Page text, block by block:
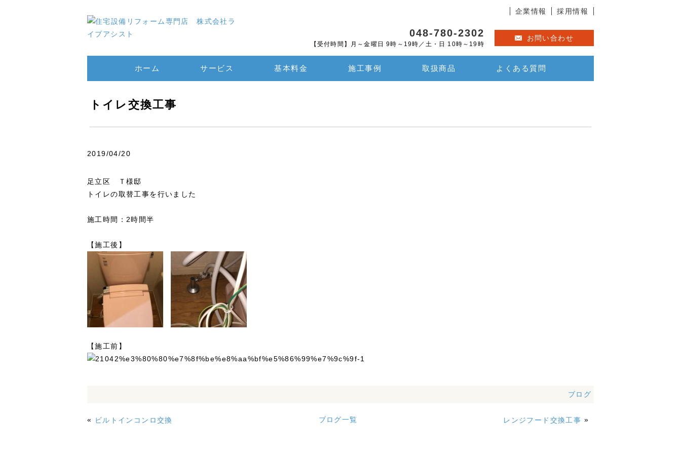
企業情報 採用情報
048-780-2302
【受付時間】月～金曜日 9時～19時／土・日 10時～19時
お問い合わせ
ホーム サービス 基本料金 施工事例 取扱商品 よくある質問
トイレ交換工事
2019/04/20
足立区 Ｔ様邸
トイレの取替工事を行いました
施工時間：2時間半
【施工後】
【施工前】
ブログ
« ビルトインコンロ交換 ブログ一覧 レンジフード交換工事 »